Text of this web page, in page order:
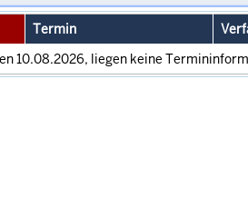
Termin
10.08.2026, liegen keine